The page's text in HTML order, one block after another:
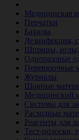
Медицинская
Перчатки
Бахилы
Дезинфекция,
Шприцы, иглы,
Одноразовые
Перевязочные
Журналы
Шовные
Медицинский
Системы для
Расходные
Реагенты для
Тест-полоски,